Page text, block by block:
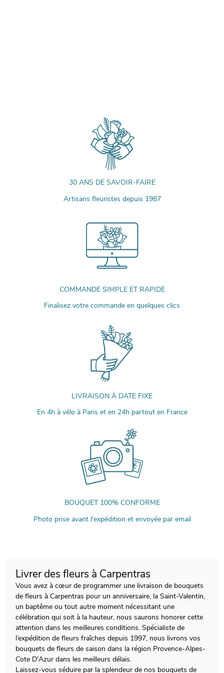
30 ANS DE SAVOIR-FAIRE
Artisans fleuristes depuis 1987
COMMANDE SIMPLE ET RAPIDE
Finalisez votre commande en quelques clics
LIVRAISON À DATE FIXE
En 4h à vélo à Paris et en 24h partout en France
BOUQUET 100% CONFORME
Photo prise avant l'expédition et envoyée par email
Livrer des fleurs à Carpentras
Vous avez à cœur de programmer une livraison de bouquets
de fleurs à Carpentras pour un anniversaire, la Saint-Valentin,
un baptême ou tout autre moment nécessitant une
célébration qui soit à la hauteur, nous saurons honorer cette
attention dans les meilleures conditions. Spécialiste de
l’expédition de fleurs fraîches depuis 1997, nous livrons vos
bouquets de fleurs de saison dans la région Provence-Alpes-
Cote D'Azur dans les meilleurs délais.
Laissez-vous séduire par la splendeur de nos bouquets de